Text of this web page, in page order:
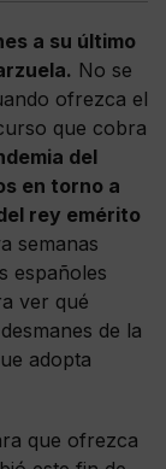
a su último
No se
ofrezca el
que cobra
del
en torno a
rey emérito
semanas
españoles
ver qué
de la
adopta
que ofrezca